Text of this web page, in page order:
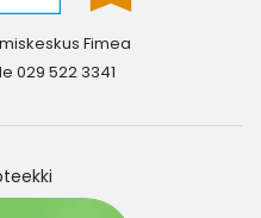
Fimea
029 522 3341